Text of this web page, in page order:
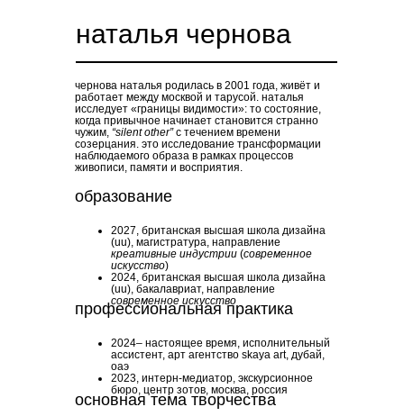
наталья чернова
чернова наталья родилась в 2001 года, живёт и
работает между москвой и тарусой. наталья
исследует «границы видимости»: то состояние,
когда привычное начинает становится странно
чужим, “silent other”с течением времени
созерцания. это исследование трансформации
наблюдаемого образа в рамках процессов
живописи, памяти и восприятия.
образование
2027, британская высшая школа дизайна
(uu), магистратура, направление
креативные индустрии (современное
искусство)
2024, британская высшая школа дизайна
(uu), бакалавриат, направление
современное искусство
2024– настоящее время, исполнительный
ассистент, арт агентство skaya art, дубай,
оаэ
2023, интерн-медиатор, экскурсионное
бюро, центр зотов, москва, россия
профессиональная практика
основная тема творчества